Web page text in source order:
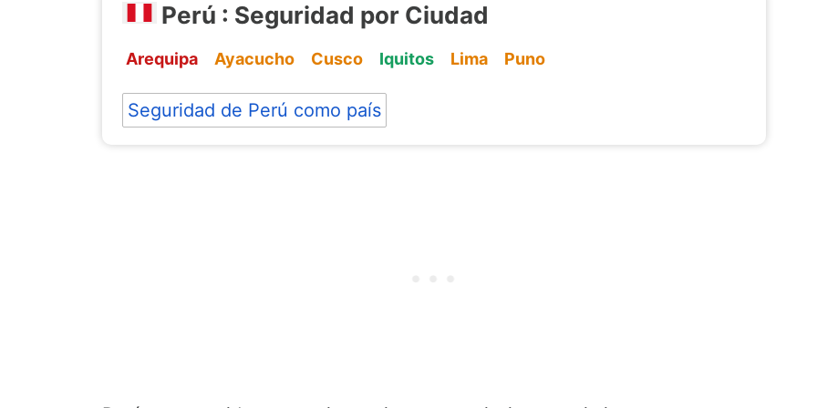
Perú : Seguridad por Ciudad
Arequipa Ayacucho Cusco Iquitos Lima Puno
Seguridad de Perú como país